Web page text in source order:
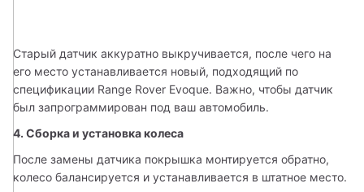
Старый датчик аккуратно выкручивается, после чего на
его место устанавливается новый, подходящий по
спецификации Range Rover Evoque. Важно, чтобы датчик
был запрограммирован под ваш автомобиль.
4. Сборка и установка колеса
После замены датчика покрышка монтируется обратно,
колесо балансируется и устанавливается в штатное место.